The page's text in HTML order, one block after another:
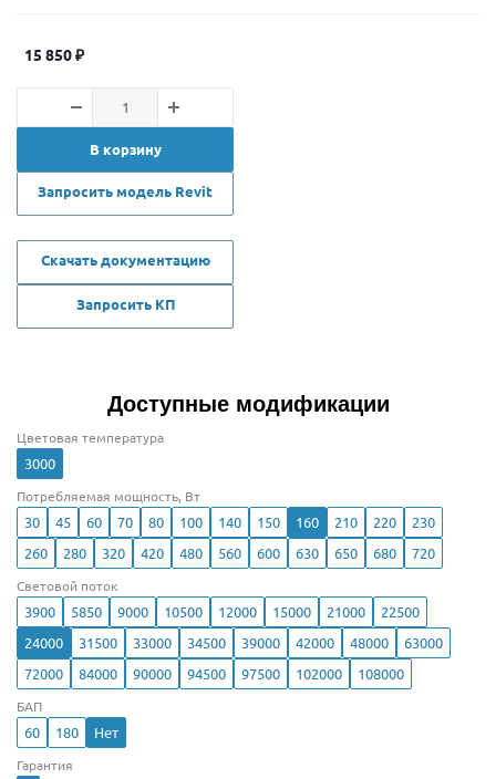
15 850₽
В корзину
Запросить модель Revit
Скачать документацию
Запросить КП
Доступные модификации
Цветовая температура
3000
Потребляемая мощность, Вт
30 45 60 70 80 100 140 150 160 210 220
230
260
280 320 420 480 560 600 630 650 680 720
Световой поток
3900 5850 9000 10500 12000 15000 21000
22500
24000
31500 33000 34500 39000 42000 48000
63000
72000
84000 90000 94500 97500 102000 108000
БАП
60 180 Нет
Гарантия